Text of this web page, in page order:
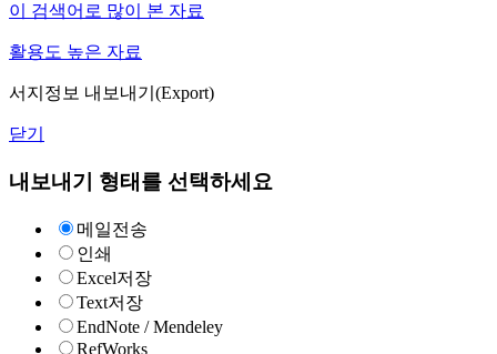
이 검색어로 많이 본 자료
활용도 높은 자료
서지정보 내보내기(Export)
닫기
내보내기 형태를 선택하세요
메일전송
인쇄
Excel저장
Text저장
EndNote / Mendeley
RefWorks